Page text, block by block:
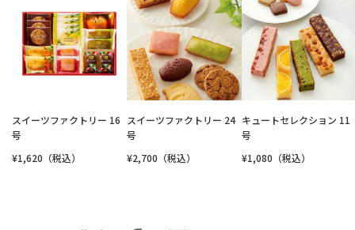
スイーツファクトリー 16
号
¥1,620（税込）
スイーツファクトリー 24
号
¥2,700（税込）
キュートセレクション 11
号
¥1,080（税込）